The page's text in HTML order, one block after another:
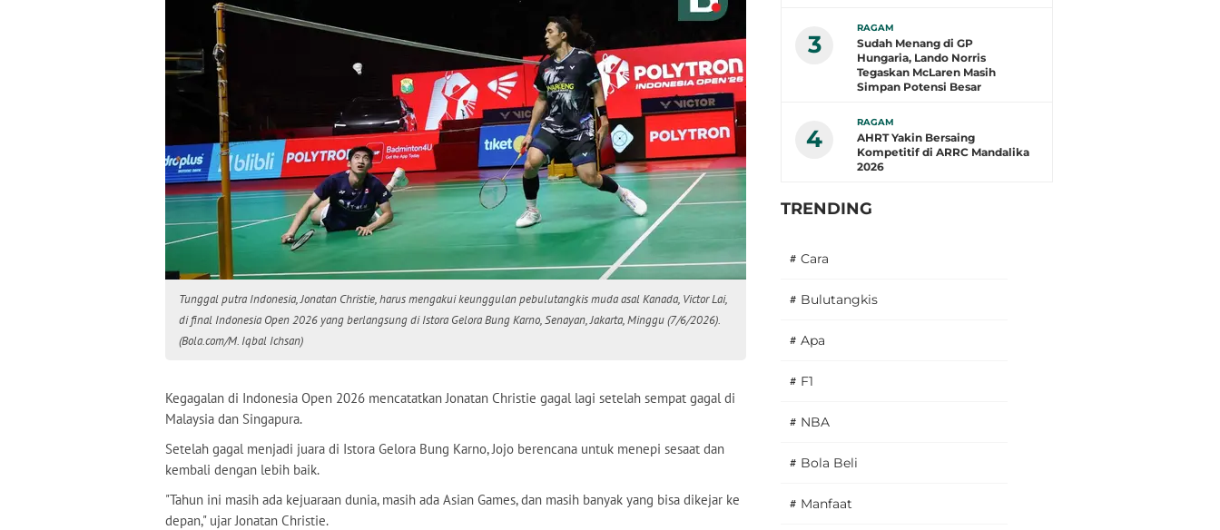
Tunggal putra Indonesia, Jonatan Christie, harus mengakui keunggulan pebulutangkis muda asal Kanada, Victor Lai,
di final Indonesia Open 2026 yang berlangsung di Istora Gelora Bung Karno, Senayan, Jakarta, Minggu (7/6/2026).
(Bola.com/M. Iqbal Ichsan)
Kegagalan di Indonesia Open 2026 mencatatkan Jonatan Christie gagal lagi setelah sempat gagal di
Malaysia dan Singapura.
Setelah gagal menjadi juara di Istora Gelora Bung Karno, Jojo berencana untuk menepi sesaat dan
kembali dengan lebih baik.
"Tahun ini masih ada kejuaraan dunia, masih ada Asian Games, dan masih banyak yang bisa dikejar ke
depan," ujar Jonatan Christie.
3
RAGAM
Sudah Menang di GP
Hungaria, Lando Norris
Tegaskan McLaren Masih
Simpan Potensi Besar
4
RAGAM
AHRT Yakin Bersaing
Kompetitif di ARRC Mandalika
2026
TRENDING
# Cara
# Bulutangkis
# Apa
# F1
# NBA
# Bola Beli
# Manfaat